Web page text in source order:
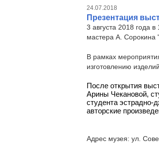
24.07.2018
Презентация
3 августа 2018 года
мастера А. Сорокина
В рамках
изготовлению
После открытия
Арины Чекановой,
студента эстрадно-
авторские
Адрес музея: ул.